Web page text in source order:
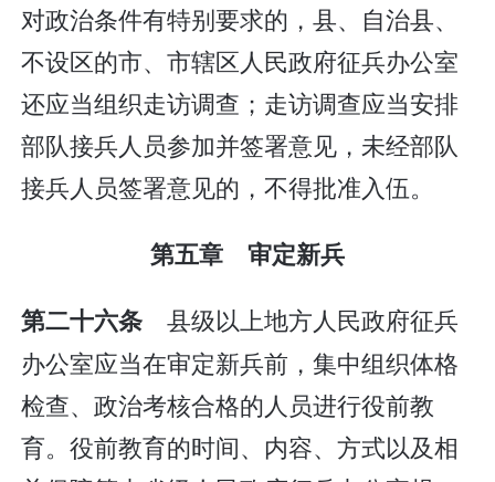
对政治条件有特别要求的，县、自治县、
不设区的市、市辖区人民政府征兵办公室
还应当组织走访调查；走访调查应当安排
部队接兵人员参加并签署意见，未经部队
接兵人员签署意见的，不得批准入伍。
第五章 审定新兵
第二十六条 县级以上地方人民政府征兵
办公室应当在审定新兵前，集中组织体格
检查、政治考核合格的人员进行役前教
育。役前教育的时间、内容、方式以及相